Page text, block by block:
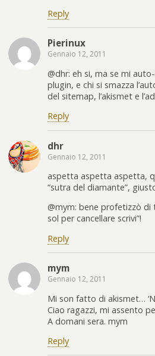
Reply
Pierinux
Gennaio 12, 2011
@dhr: eh si, ma se mi
plugin, e chi si smazza
del sitemap, l’akismet e
Reply
dhr
Gennaio 12, 2011
aspetta aspetta aspetta,
“sutra del diamante”,
@mym: bene profetizzò di
sol per cancellare scrivi”!
Reply
mym
Gennaio 12, 2011
Mi son fatto di akismet…
Ciao ragazzi, mi assento
A domani sera. mym
Reply